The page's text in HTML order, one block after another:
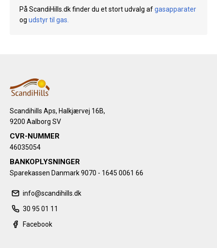
På ScandiHills.dk finder du et stort udvalg afgasapparater
og udstyr til gas.
Scandihills Aps, Halkjærvej 16B,
9200 Aalborg SV
CVR-NUMMER
46035054
BANKOPLYSNINGER
Sparekassen Danmark 9070 - 1645 0061 66
info@scandihills.dk
30 95 01 11
Facebook